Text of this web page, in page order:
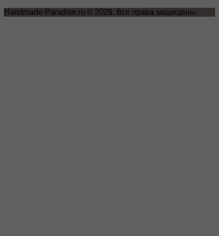
Handmade-Paradise.ru © 2026. Все права защищены.